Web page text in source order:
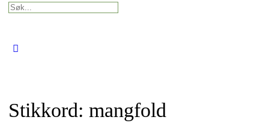
Search
Stikkord:mangfold